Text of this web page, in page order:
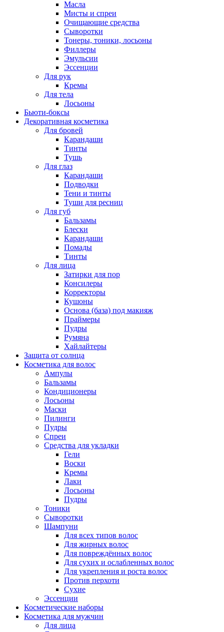
Масла
Мисты и спреи
Очищающие средства
Сыворотки
Тонеры, тоники, лосьоны
Филлеры
Эмульсии
Эссенции
Для рук
Кремы
Для тела
Лосьоны
Бьюти-боксы
Декоративная косметика
Для бровей
Карандаши
Тинты
Тушь
Для глаз
Карандаши
Подводки
Тени и тинты
Туши для ресниц
Для губ
Бальзамы
Блески
Карандаши
Помады
Тинты
Для лица
Затирки для пор
Консилеры
Корректоры
Кушоны
Основа (база) под макияж
Праймеры
Пудры
Румяна
Хайлайтеры
Защита от солнца
Косметика для волос
Ампулы
Бальзамы
Кондиционеры
Лосьоны
Маски
Пилинги
Пудры
Спреи
Средства для укладки
Гели
Воски
Кремы
Лаки
Лосьоны
Пудры
Тоники
Сыворотки
Шампуни
Для всех типов волос
Для жирных волос
Для повреждённых волос
Для сухих и ослабленных волос
Для укрепления и роста волос
Против перхоти
Сухие
Эссенции
Косметические наборы
Косметика для мужчин
Для лица